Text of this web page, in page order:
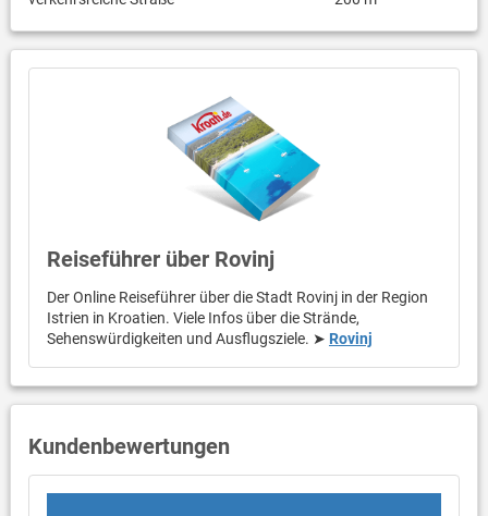
Reiseführer über Rovinj
Der Online Reiseführer über die Stadt Rovinj in der Region
Istrien in Kroatien. Viele Infos über die Strände,
Sehenswürdigkeiten und Ausflugsziele. ➤ Rovinj
Kundenbewertungen